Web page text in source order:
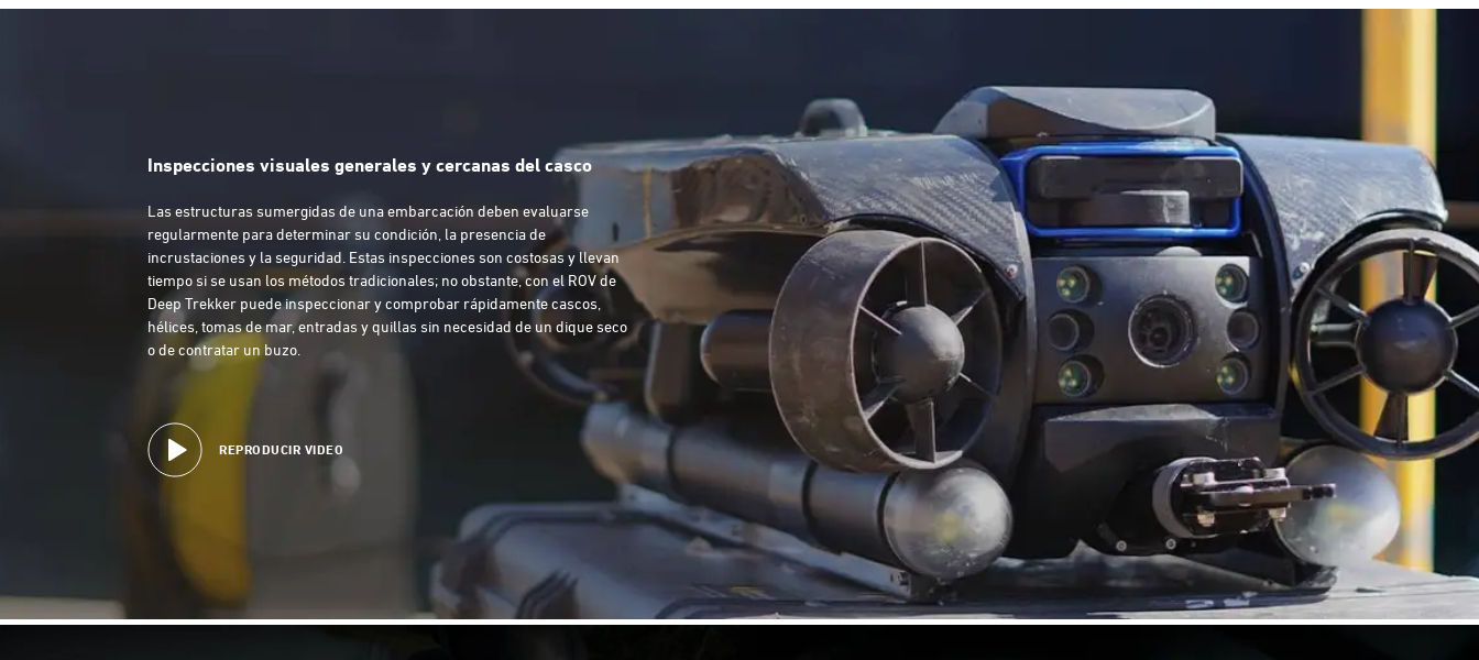
Inspecciones visuales generales y cercanas del casco
Las estructuras sumergidas de una embarcación deben evaluarse
regularmente para determinar su condición, la presencia de
incrustaciones y la seguridad. Estas inspecciones son costosas y llevan
tiempo si se usan los métodos tradicionales; no obstante, con el ROV de
Deep Trekker puede inspeccionar y comprobar rápidamente cascos,
hélices, tomas de mar, entradas y quillas sin necesidad de un dique seco
o de contratar un buzo.
REPRODUCIR VIDEO